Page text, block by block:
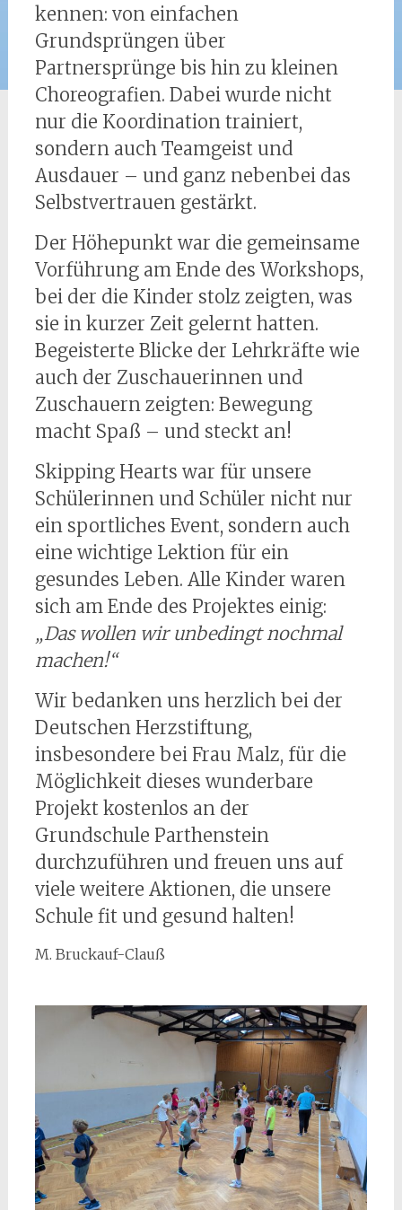
kennen: von einfachen
Grundsprüngen über
Partnersprünge bis hin zu kleinen
Choreografien. Dabei wurde nicht
nur die Koordination trainiert,
sondern auch Teamgeist und
Ausdauer – und ganz nebenbei das
Selbstvertrauen gestärkt.
Der Höhepunkt war die gemeinsame
Vorführung am Ende des Workshops,
bei der die Kinder stolz zeigten, was
sie in kurzer Zeit gelernt hatten.
Begeisterte Blicke der Lehrkräfte wie
auch der Zuschauerinnen und
Zuschauern zeigten: Bewegung
macht Spaß – und steckt an!
Skipping Hearts war für unsere
Schülerinnen und Schüler nicht nur
ein sportliches Event, sondern auch
eine wichtige Lektion für ein
gesundes Leben. Alle Kinder waren
sich am Ende des Projektes einig:
„Das wollen wir unbedingt nochmal
machen!“
Wir bedanken uns herzlich bei der
Deutschen Herzstiftung,
insbesondere bei Frau Malz, für die
Möglichkeit dieses wunderbare
Projekt kostenlos an der
Grundschule Parthenstein
durchzuführen und freuen uns auf
viele weitere Aktionen, die unsere
Schule fit und gesund halten!
M. Bruckauf-Clauß